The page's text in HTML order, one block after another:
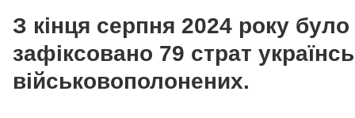
З кінця серпня 2024 року було
зафіксовано 79 страт
військовополонених.